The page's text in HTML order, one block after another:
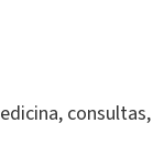
consultas,